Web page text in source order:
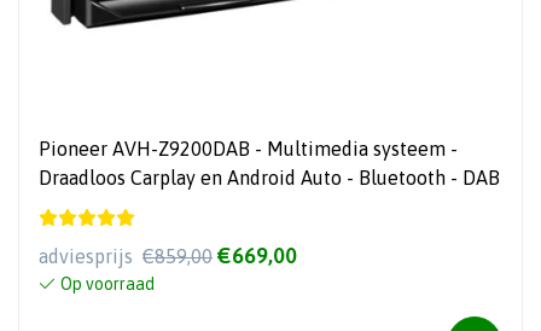
Pioneer AVH-Z9200DAB - Multimedia systeem -
Draadloos Carplay en Android Auto - Bluetooth - DAB
adviesprijs €859,00 €669,00
Op voorraad